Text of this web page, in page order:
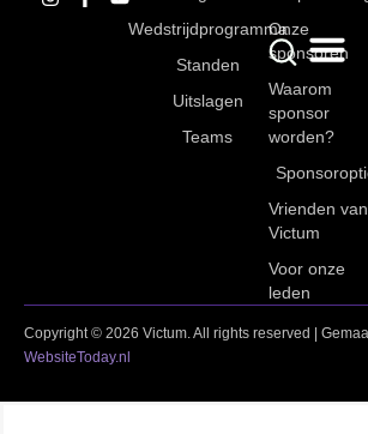
Wedstrijdprogramma
Standen
Uitslagen
Teams
Onze
sponsoren
Waarom
sponsor
worden?
Vrienden van
Victum
Voor onze
leden
Copyright © 2026 Victum. All rights reserved |
WebsiteToday.nl